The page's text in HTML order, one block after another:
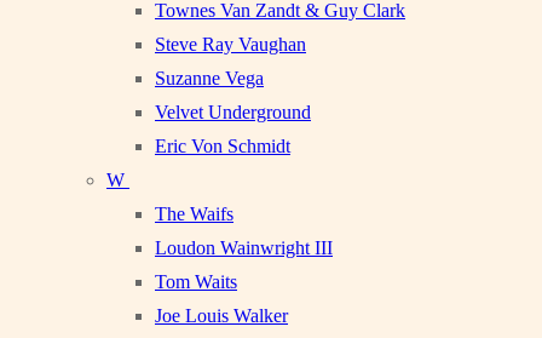
Townes Van Zandt & Guy Clark
Steve Ray Vaughan
Suzanne Vega
Velvet Underground
Eric Von Schmidt
W
The Waifs
Loudon Wainwright III
Tom Waits
Joe Louis Walker